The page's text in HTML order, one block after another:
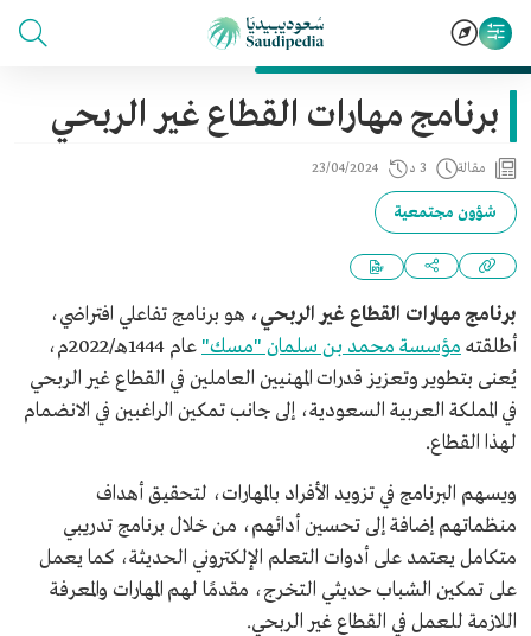
برنامج مهارات القطاع غير الربحي
مقالة 3 د 23/04/2024
شؤون مجتمعية
برنامج مهارات القطاع غير الربحي، هو برنامج تفاعلي افتراضي،
أطلقته مؤسسة محمد بن سلمان "مسك"
عام 1444هـ/2022م،
يُعنى بتطوير وتعزيز قدرات المهنيين العاملين في القطاع غير الربحي
في المملكة العربية السعودية، إلى جانب تمكين الراغبين في الانضمام
لهذا القطاع.
ويسهم البرنامج في تزويد الأفراد بالمهارات، لتحقيق أهداف
منظماتهم إضافة إلى تحسين أدائهم، من خلال برنامج تدريبي
متكامل يعتمد على أدوات التعلم الإلكتروني الحديثة، كما يعمل
على تمكين الشباب حديثي التخرج، مقدمًا لهم المهارات والمعرفة
اللازمة للعمل في القطاع غير الربحي.